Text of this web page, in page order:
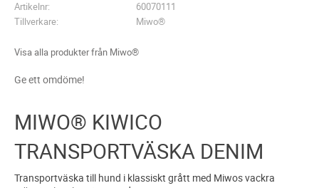
Artikelnr
60070111
Tillverkare
Miwo®
Visa alla produkter från Miwo®
Ge ett omdöme!
MIWO® KIWICO
TRANSPORTVÄSKA DENIM
Transportväska till hund i klassiskt grått med Miwos vackra